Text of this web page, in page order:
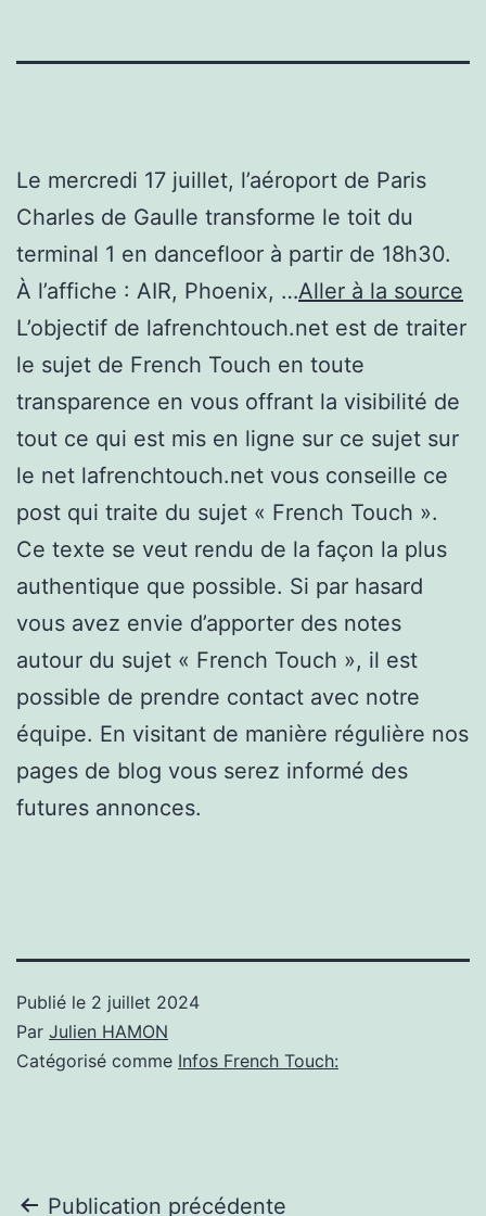
Le mercredi 17 juillet, l’aéroport de Paris
Charles de Gaulle transforme le toit du
terminal 1 en dancefloor à partir de 18h30.
À l’affiche : AIR, Phoenix, …Aller à la source
L’objectif de lafrenchtouch.net est de traiter
le sujet de French Touch en toute
transparence en vous offrant la visibilité de
tout ce qui est mis en ligne sur ce sujet sur
le net lafrenchtouch.net vous conseille ce
post qui traite du sujet « French Touch ».
Ce texte se veut rendu de la façon la plus
authentique que possible. Si par hasard
vous avez envie d’apporter des notes
autour du sujet « French Touch », il est
possible de prendre contact avec notre
équipe. En visitant de manière régulière nos
pages de blog vous serez informé des
futures annonces.
Publié le 2 juillet 2024
Par Julien HAMON
Catégorisé comme Infos French Touch:
Publication précédente